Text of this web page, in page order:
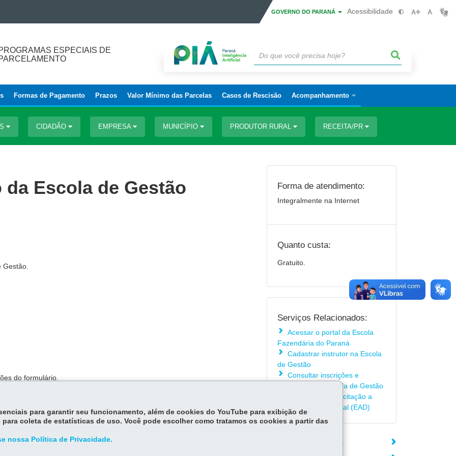
GOVERNO DO PARANÁ Acessibilidade
ESPECIAIS DE
Formas de Pagamento Prazos Valor Mínimo das Parcelas Casos de Rescisão Acompanhamento
CIDADÃO EMPRESA MUNICÍPIO PRODUTOR RURAL RECEITA/PR
Escola de Gestão
do formulário.
Forma de atendimento:
Integralmente na Internet
Quanto custa:
Gratuito.
Serviços Relacionados:
Acessar o portal da Escola
Fazendária do Paraná
Cadastrar instrutor na Escola
de Gestão
Consultar inscrições e
certificados da Escola de Gestão
Conhecer a capacitação a
distância - Efaz Digital (EAD)
ÓRGÃO RESPONSÁVEL
para garantir seu funcionamento, além de cookies do YouTube para exibição de
coleta de estatísticas de uso. Você pode escolher como tratamos os cookies a partir das
nossa Política de Privacidade.